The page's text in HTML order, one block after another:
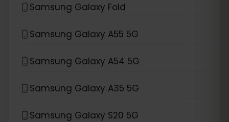
Samsung Galaxy Fold
Samsung Galaxy A55 5G
Samsung Galaxy A54 5G
Samsung Galaxy A35 5G
Samsung Galaxy S20 5G